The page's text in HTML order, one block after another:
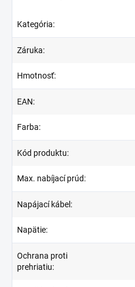
Kategória:
Záruka:
Hmotnosť:
EAN:
Farba:
Kód produktu:
Max. nabíjací prúd:
Napájací kábel :
Napätie:
Ochrana proti
prehriatiu: